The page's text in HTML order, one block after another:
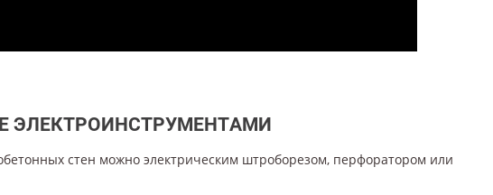
ЭЛЕКТРОИНСТРУМЕНТАМИ
стен можно электрическим штроборезом, перфоратором или